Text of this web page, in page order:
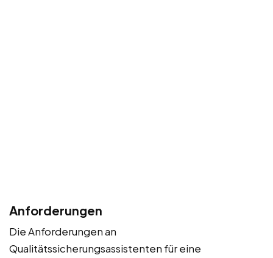
Anforderungen
Die Anforderungen an
Qualitätssicherungsassistenten für eine